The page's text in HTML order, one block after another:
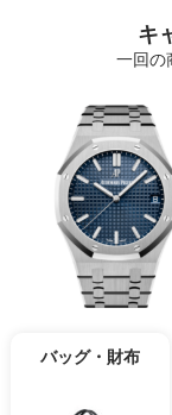
キ
一回の
バッグ・財布